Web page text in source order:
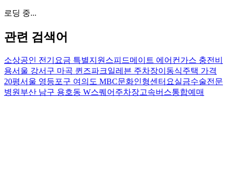
로딩 중...
관련 검색어
소상공인 전기요금 특별지원 스피드메이트 에어컨가스 충전비
용서울 강서구 마곡 퀸즈파크일레븐 주차장이동식주택 가격
20평서울 영등포구 여의도 MBC문화인형센터 요실금수술전문
병원 부산 남구 용호동 W스퀘어주차장고속버스통합예매